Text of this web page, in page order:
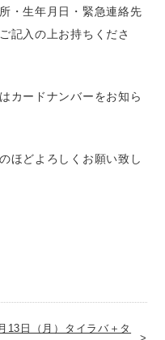
・生年月日・緊急連絡先
記入の上お持ちくださ
カードナンバーをお知ら
ほどよろしくお願い致し
13日（月）タイラバ＋タ